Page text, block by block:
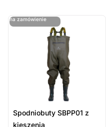
na
zamówien
na zamówienie
ostatnie sztuki
Spodniobuty SBPP01 z
kieszenią